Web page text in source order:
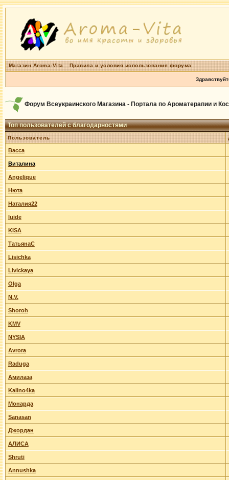
Магазин Aroma-Vita Правила и условия использования форума
Форум Всеукраинского Магазина - Портала по Ароматерапии и
Топ пользователей с благодарностями
Пользователь
Васса
Виталина
Angelique
Нюта
Наталия22
luide
KISA
ТатьянаС
Lisichka
Livickaya
Olga
N.V.
Shoroh
KMV
NYSIA
Avrora
Raduga
Амилаза
Kalino4ka
Монарда
Sanasan
Джордан
АЛИСА
Shruti
Annushka